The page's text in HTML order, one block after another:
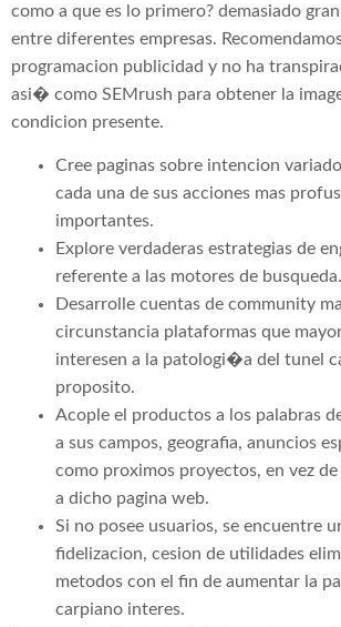
como a que es lo primero? demasiado
entre diferentes empresas.
programacion publicidad y no ha
asi� como SEMrush para obtener la
condicion presente.
Cree paginas sobre intencion
cada una de sus acciones mas
importantes.
Explore verdaderas estrategias de
referente a las motores de busqueda.
Desarrolle cuentas de community
circunstancia plataformas que
interesen a la patologi�a del tunel
proposito.
Acople el productos a los palabras
a sus campos, geografia, anuncios
como proximos proyectos, en vez
a dicho pagina web.
Si no posee usuarios, se encuentre
fidelizacion, cesion de utilidades
metodos con el fin de aumentar la
carpiano interes.